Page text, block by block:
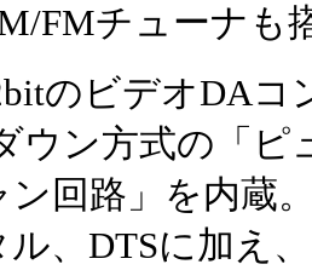
FMチューナも
のビデオDAコ
ウン方式の「
ン回路」を内蔵
、DTSに加え